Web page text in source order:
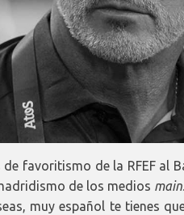
favoritismo de la RFEF al
de los medios
muy español te tienes